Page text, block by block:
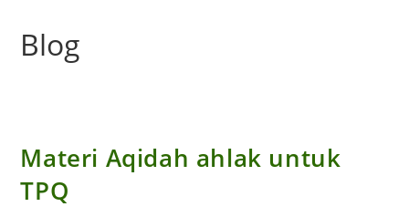
Blog
Materi Aqidah ahlak untuk
TPQ